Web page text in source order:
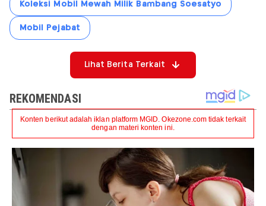
Koleksi Mobil Mewah Milik Bambang Soesatyo
Mobil Pejabat
Lihat Berita Terkait